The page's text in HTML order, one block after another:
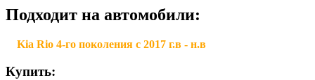
Подходит на автомобили:
Kia Rio 4-го поколения с 2017 г.в - н.в
Купить: